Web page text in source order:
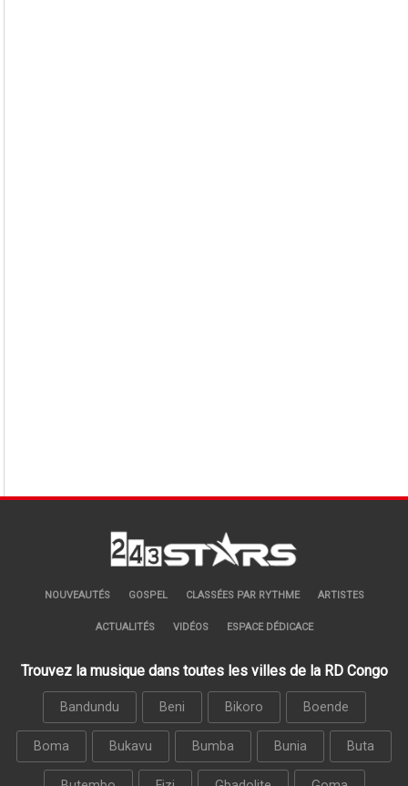
NOUVEAUTÉS GOSPEL CLASSÉES PAR RYTHME ARTISTES
ACTUALITÉS VIDÉOS ESPACE DÉDICACE
Trouvez la musique dans toutes les villes de la RD Congo
Bandundu Beni Bikoro Boende
Boma Bukavu Bumba Bunia Buta